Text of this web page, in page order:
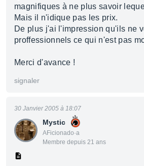
magnifiques à ne plus savoir
Mais il n'idique pas les prix.
De plus j'ai l'impression qu'ils ne
proffessionnels ce qui n'est pas
Merci d'avance !
signaler
Mystic
AFicionado·a
Membre depuis 21 ans
30 Janvier 2005 à 18:07